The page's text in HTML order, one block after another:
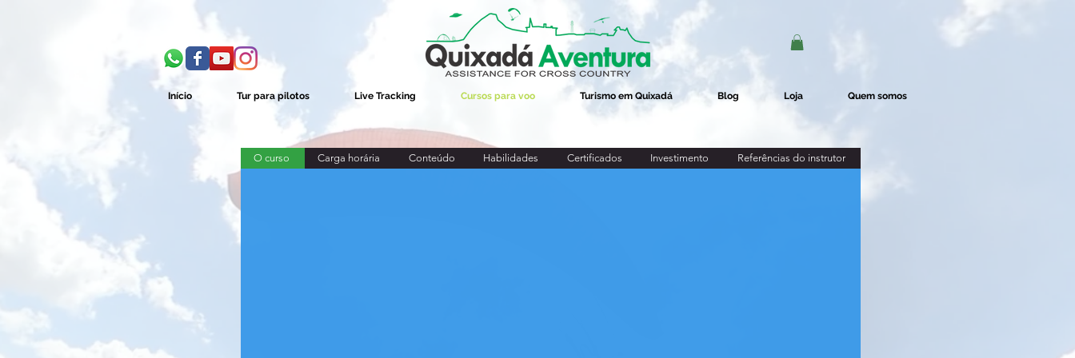
Início Tur para pilotos Live Tracking Cursos para voo Turismo em Quixadá Blog Loja Quem somos
O curso Carga horária Conteúdo Habilidades Certificados Investimento Referências do instrutor